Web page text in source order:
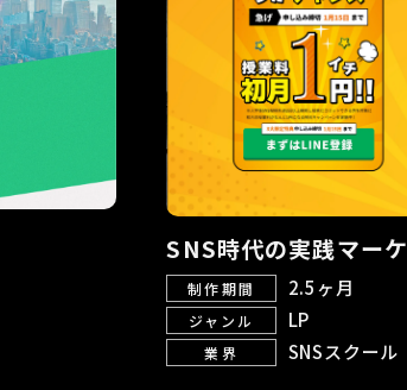
SNS時代の実践マー
制作期間 2.5ヶ月
ジャンル LP
業界 SNSスクール